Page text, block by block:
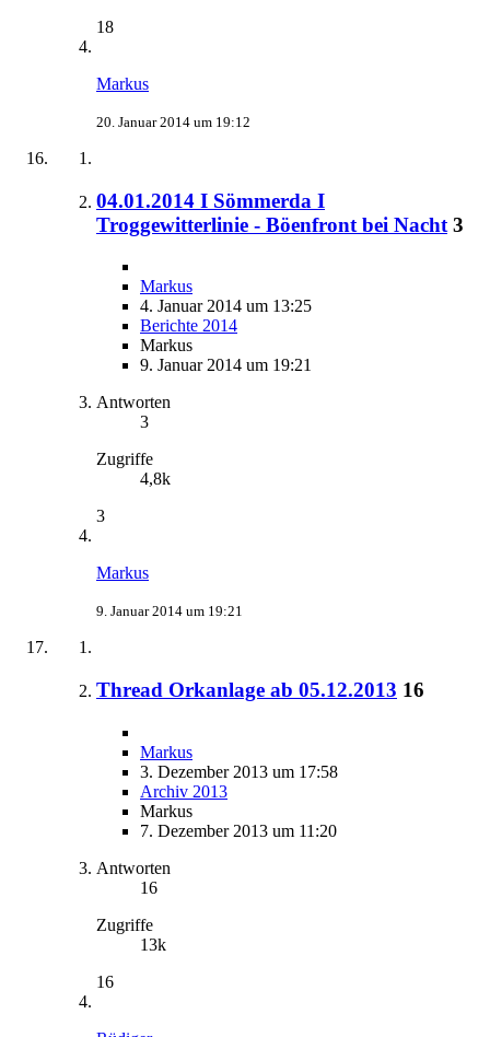
18
Markus
20. Januar 2014 um 19:12
04.01.2014 I Sömmerda I
Troggewitterlinie - Böenfront bei Nacht 3
Markus
4. Januar 2014 um 13:25
Berichte 2014
Markus
9. Januar 2014 um 19:21
Antworten
3
Zugriffe
4,8k
3
Markus
9. Januar 2014 um 19:21
Thread Orkanlage ab 05.12.2013 16
Markus
3. Dezember 2013 um 17:58
Archiv 2013
Markus
7. Dezember 2013 um 11:20
Antworten
16
Zugriffe
13k
16